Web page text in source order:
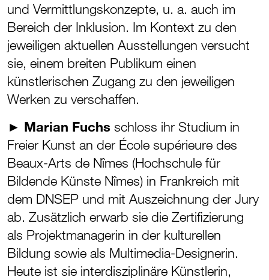
und Vermittlungskonzepte, u. a. auch im
Bereich der Inklusion. Im Kontext zu den
jeweiligen aktuellen Ausstellungen versucht
sie, einem breiten Publikum einen
künstlerischen Zugang zu den jeweiligen
Werken zu verschaffen.
► Marian Fuchs schloss ihr Studium in
Freier Kunst an der École supérieure des
Beaux-Arts de Nîmes (Hochschule für
Bildende Künste Nîmes) in Frankreich mit
dem DNSEP und mit Auszeichnung der Jury
ab. Zusätzlich erwarb sie die Zertifizierung
als Projektmanagerin in der kulturellen
Bildung sowie als Multimedia-Designerin.
Heute ist sie interdisziplinäre Künstlerin,